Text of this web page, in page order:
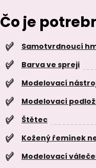
Čo je
Samotvrdnoucí
Barva ve spreji
Modelovací
Modelovací
Štětec
Kožený řemínek
Modelovací